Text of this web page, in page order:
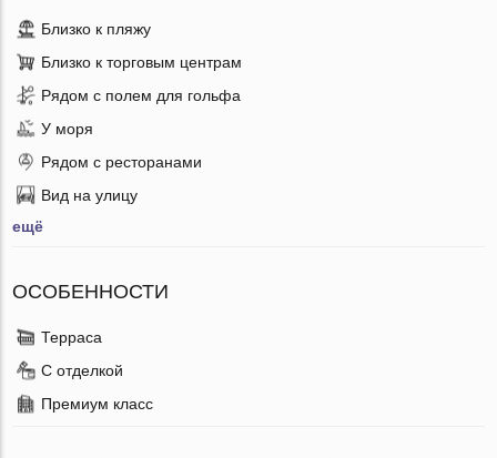
Близко к пляжу
Близко к торговым центрам
Рядом с полем для гольфа
У моря
Рядом с ресторанами
Вид на улицу
ещё
ОСОБЕННОСТИ
Терраса
С отделкой
Премиум класс